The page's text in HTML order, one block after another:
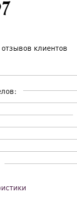
клиентов